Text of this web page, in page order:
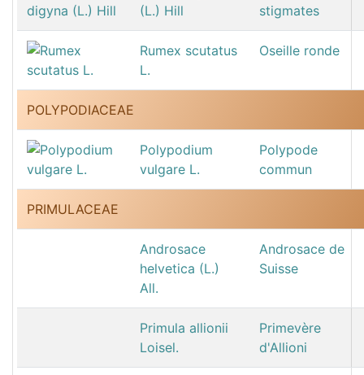
(L.) Hill
stigmates
Rumex scutatus
L.
Oseille ronde
POLYPODIACEAE
Polypodium
vulgare L.
Polypode
commun
PRIMULACEAE
Androsace
helvetica (L.)
All.
Androsace de
Suisse
Primula allionii
Loisel.
Primevère
d'Allioni